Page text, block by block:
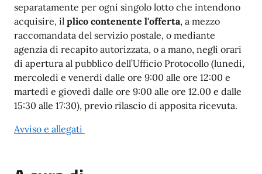
separatamente per ogni singolo lotto che intendono
acquisire, il plico contenente l'offerta, a mezzo
raccomandata del servizio postale, o mediante
agenzia di recapito autorizzata, o a mano, negli orari
di apertura al pubblico dell’Ufficio Protocollo (lunedì,
mercoledì e venerdì dalle ore 9:00 alle ore 12:00 e
martedì e giovedì dalle ore 9:00 alle ore 12.00 e dalle
15:30 alle 17:30), previo rilascio di apposita ricevuta.
Avviso e allegati